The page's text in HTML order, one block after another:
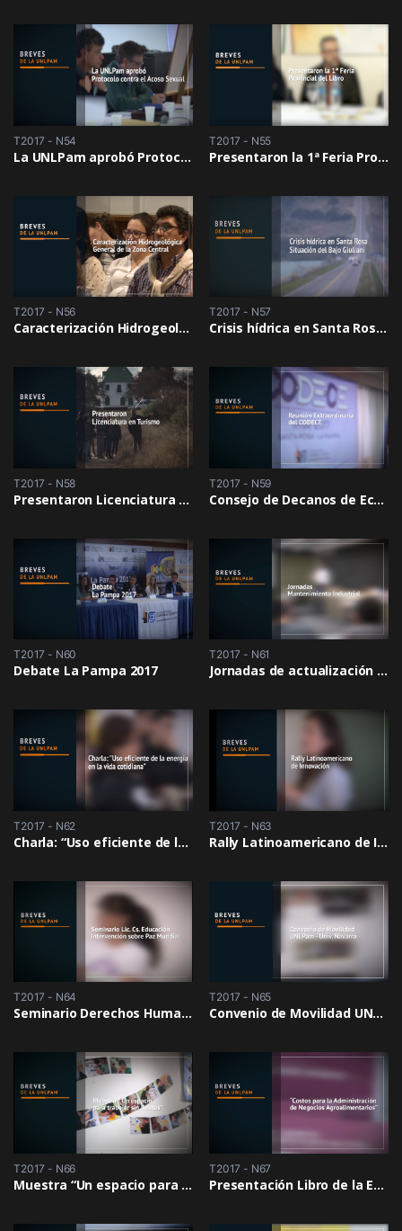
T2017 - N54
La UNLPam aprobó Protocolo contra el Acoso Sexual
T2017 - N55
Presentaron la 1ª Feria Provincial del Libro
T2017 - N56
Caracterización Hidrogeológica General de la Zona Central
T2017 - N57
Crisis hídrica en Santa Rosa: Situación del Bajo Giuliani
T2017 - N58
Presentaron Licenciatura en Turismo
T2017 - N59
Consejo de Decanos de Económicas/Inauguración de las deliberaciones
T2017 - N60
Debate La Pampa 2017
T2017 - N61
Jornadas de actualización en mantenimiento industrial
T2017 - N62
Charla: “Uso eficiente de la energía en la vida Cotidiana”
T2017 - N63
Rally Latinoamericano de Innovación
T2017 - N64
Seminario Derechos Humanos
T2017 - N65
Convenio de Movilidad UNLPam – Universidad de Navarra
T2017 - N66
Muestra “Un espacio para trabajar sin limites”
T2017 - N67
Presentación Libro de la EduNLPam “Costos para la Administración de Negocios Agroalimentarios”